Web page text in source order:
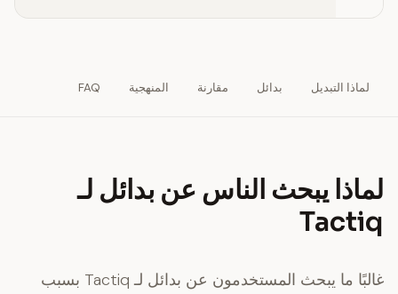
لماذا التبديل بدائل مقارنة المنهجية FAQ
لماذا يبحث الناس عن بدائل لـ
Tactiq
غالبًا ما يبحث المستخدمون عن بدائل لـ Tactiq بسبب